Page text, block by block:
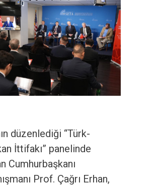
düzenlediği “Türk-
İttifakı” panelinde
Cumhurbaşkanı
Prof. Çağrı Erhan,